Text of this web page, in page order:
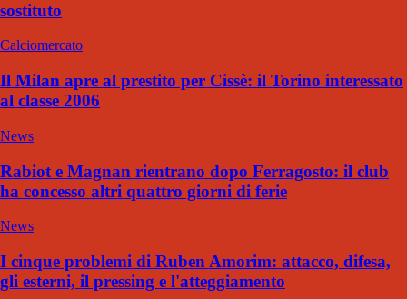
sostituto
Calciomercato
Il Milan apre al prestito per Cissè: il Torino interessato
al classe 2006
News
Rabiot e Magnan rientrano dopo Ferragosto: il club
ha concesso altri quattro giorni di ferie
News
I cinque problemi di Ruben Amorim: attacco, difesa,
gli esterni, il pressing e l'atteggiamento